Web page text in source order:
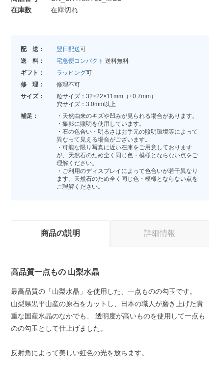
在庫数
在庫切れ
配 送： 翌日配送可
送 料：
宅急便コンパクト 送料無料
ギフト：
ラッピング可
修 理：
修理不可
サイズ：
粒サイズ：32×22×11mm（±0.7mm）
穴サイズ：3.0mm以上
補足：
・天然由来のキズや凹みが見られる場合があります。
・撮影に照明を使用しています。
・石の色合い・明るさはお手元の照明環境等によって
異なって見える場合がございます。
・可能な限り写真に近い在庫をご用意しております
が、天然石のため全く同じ色・模様とならない点をご
理解ください。
・ご利用のディスプレイによって色合いが若干異なり
ます。天然石のため全く同じ色・模様とならない点を
ご理解ください。
商品の説明 詳細情報
高品質一点もの 山梨水晶
最高品質の「山梨水晶」を使用した、一点ものの勾玉です。
山梨県黒平山産の原石をカットし、日本の職人が磨き上げた貴
重な国産水晶のなかでも、 透明度が高いものを使用して一点も
のの勾玉として仕上げました。
反射角によって美しい虹色の光を放ちます。